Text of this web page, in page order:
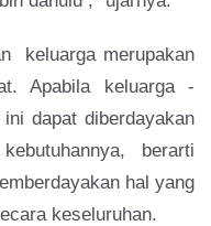
keluarga merupakan
Apabila keluarga -
dapat diberdayakan
berarti
hal yang
keseluruhan.